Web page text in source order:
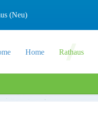
(Neu)
Home Rathaus